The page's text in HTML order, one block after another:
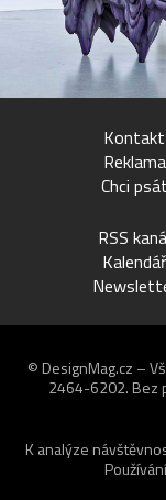
Kontakt
Reklama
Chci psát
RSS
Kalendář
© DesignMag.cz –
2464-6202. Bez
K analýze